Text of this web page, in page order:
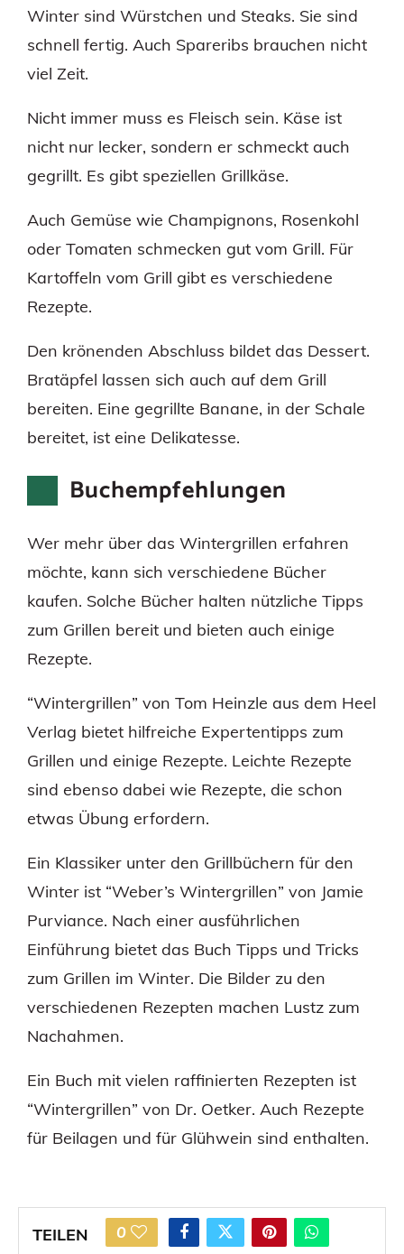
Winter sind Würstchen und Steaks. Sie sind
schnell fertig. Auch Spareribs brauchen nicht
viel Zeit.
Nicht immer muss es Fleisch sein. Käse ist
nicht nur lecker, sondern er schmeckt auch
gegrillt. Es gibt speziellen Grillkäse.
Auch Gemüse wie Champignons, Rosenkohl
oder Tomaten schmecken gut vom Grill. Für
Kartoffeln vom Grill gibt es verschiedene
Rezepte.
Den krönenden Abschluss bildet das Dessert.
Bratäpfel lassen sich auch auf dem Grill
bereiten. Eine gegrillte Banane, in der Schale
bereitet, ist eine Delikatesse.
Buchempfehlungen
Wer mehr über das Wintergrillen erfahren
möchte, kann sich verschiedene Bücher
kaufen. Solche Bücher halten nützliche Tipps
zum Grillen bereit und bieten auch einige
Rezepte.
“Wintergrillen” von Tom Heinzle aus dem Heel
Verlag bietet hilfreiche Expertentipps zum
Grillen und einige Rezepte. Leichte Rezepte
sind ebenso dabei wie Rezepte, die schon
etwas Übung erfordern.
Ein Klassiker unter den Grillbüchern für den
Winter ist “Weber’s Wintergrillen” von Jamie
Purviance. Nach einer ausführlichen
Einführung bietet das Buch Tipps und Tricks
zum Grillen im Winter. Die Bilder zu den
verschiedenen Rezepten machen Lustz zum
Nachahmen.
Ein Buch mit vielen raffinierten Rezepten ist
“Wintergrillen” von Dr. Oetker. Auch Rezepte
für Beilagen und für Glühwein sind enthalten.
TEILEN 0